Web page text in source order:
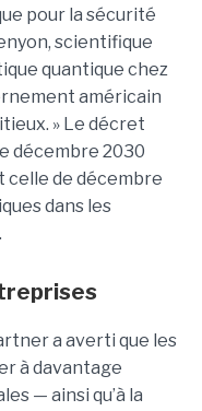
pour la sécurité
, scientifique
quantique chez
américain
» Le décret
décembre 2030
celle de décembre
dans les
a averti que les
à davantage
— ainsi qu’à la